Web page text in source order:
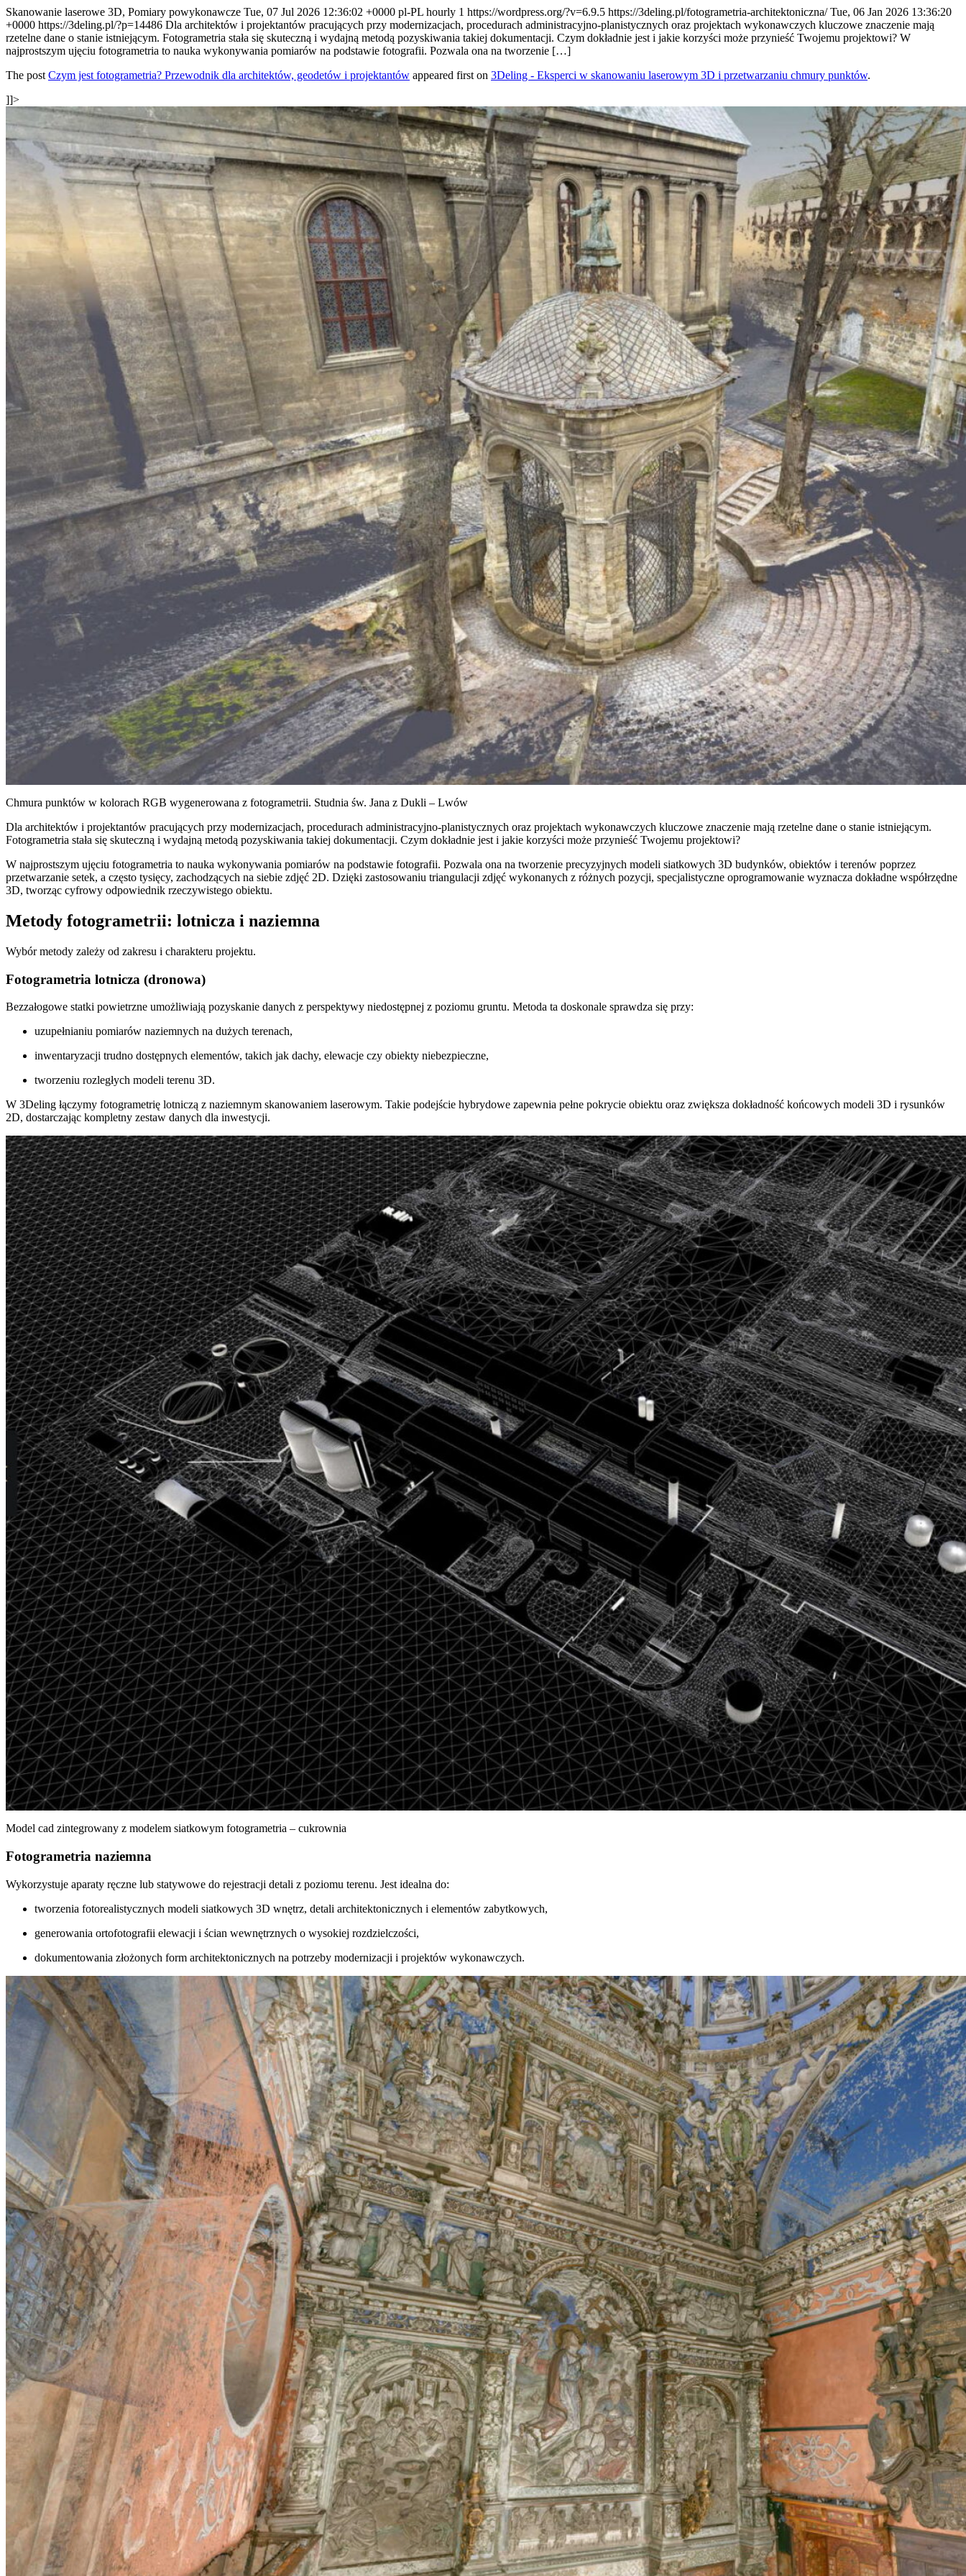
Skanowanie laserowe 3D, Pomiary powykonawcze Tue, 07 Jul 2026 12:36:02 +0000 pl-PL hourly 1 https://wordpress.org/?v=6.9.5 https://3deling.pl/fotogrametria-architektoniczna/Tue, 06 Jan 2026 13:36:20
+0000 https://3deling.pl/?p=14486 Dla architektów i projektantów pracujących przy modernizacjach, procedurach administracyjno-planistycznych oraz projektach wykonawczych kluczowe znaczenie mają
rzetelne dane o stanie istniejącym. Fotogrametria stała się skuteczną i wydajną metodą pozyskiwania takiej dokumentacji. Czym dokładnie jest i jakie korzyści może przynieść Twojemu projektowi? W
najprostszym ujęciu fotogrametria to nauka wykonywania pomiarów na podstawie fotografii. Pozwala ona na tworzenie […]
The post Czym jest fotogrametria? Przewodnik dla architektów, geodetów i projektantów appeared first on 3Deling - Eksperci w skanowaniu laserowym 3D i przetwarzaniu chmury punktów.
]]>
Chmura punktów w kolorach RGB wygenerowana z fotogrametrii. Studnia św. Jana z Dukli – Lwów
Dla architektów i projektantów pracujących przy modernizacjach, procedurach administracyjno-planistycznych oraz projektach wykonawczych kluczowe znaczenie mają rzetelne dane o stanie istniejącym.
Fotogrametria stała się skuteczną i wydajną metodą pozyskiwania takiej dokumentacji. Czym dokładnie jest i jakie korzyści może przynieść Twojemu projektowi?
W najprostszym ujęciu fotogrametria to nauka wykonywania pomiarów na podstawie fotografii. Pozwala ona na tworzenie precyzyjnych modeli siatkowych 3D budynków, obiektów i terenów poprzez
przetwarzanie setek, a często tysięcy, zachodzących na siebie zdjęć 2D. Dzięki zastosowaniu triangulacji zdjęć wykonanych z różnych pozycji, specjalistyczne oprogramowanie wyznacza dokładne współrzędne
3D, tworząc cyfrowy odpowiednik rzeczywistego obiektu.
Metody fotogrametrii: lotnicza i naziemna
Wybór metody zależy od zakresu i charakteru projektu.
Fotogrametria lotnicza (dronowa)
Bezzałogowe statki powietrzne umożliwiają pozyskanie danych z perspektywy niedostępnej z poziomu gruntu. Metoda ta doskonale sprawdza się przy:
uzupełnianiu pomiarów naziemnych na dużych terenach,
inwentaryzacji trudno dostępnych elementów, takich jak dachy, elewacje czy obiekty niebezpieczne,
tworzeniu rozległych modeli terenu 3D.
W 3Deling łączymy fotogrametrię lotniczą z naziemnym skanowaniem laserowym. Takie podejście hybrydowe zapewnia pełne pokrycie obiektu oraz zwiększa dokładność końcowych modeli 3D i rysunków
2D, dostarczając kompletny zestaw danych dla inwestycji.
Model cad zintegrowany z modelem siatkowym fotogrametria – cukrownia
Fotogrametria naziemna
Wykorzystuje aparaty ręczne lub statywowe do rejestracji detali z poziomu terenu. Jest idealna do:
tworzenia fotorealistycznych modeli siatkowych 3D wnętrz, detali architektonicznych i elementów zabytkowych,
generowania ortofotografii elewacji i ścian wewnętrznych o wysokiej rozdzielczości,
dokumentowania złożonych form architektonicznych na potrzeby modernizacji i projektów wykonawczych.